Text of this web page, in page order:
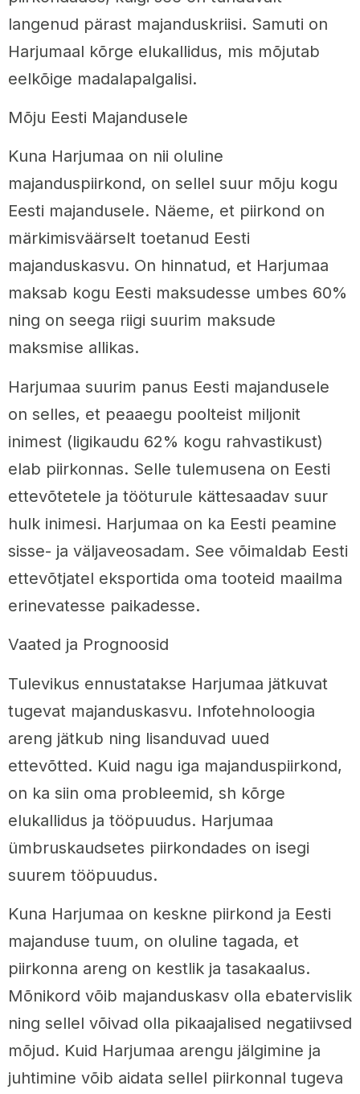
langenud pärast majanduskriisi. Samuti on
Harjumaal kõrge elukallidus, mis mõjutab
eelkõige madalapalgalisi.
Mõju Eesti Majandusele
Kuna Harjumaa on nii oluline
majanduspiirkond, on sellel suur mõju kogu
Eesti majandusele. Näeme, et piirkond on
märkimisväärselt toetanud Eesti
majanduskasvu. On hinnatud, et Harjumaa
maksab kogu Eesti maksudesse umbes 60%
ning on seega riigi suurim maksude
maksmise allikas.
Harjumaa suurim panus Eesti majandusele
on selles, et peaaegu poolteist miljonit
inimest (ligikaudu 62% kogu rahvastikust)
elab piirkonnas. Selle tulemusena on Eesti
ettevõtetele ja tööturule kättesaadav suur
hulk inimesi. Harjumaa on ka Eesti peamine
sisse- ja väljaveosadam. See võimaldab Eesti
ettevõtjatel eksportida oma tooteid maailma
erinevatesse paikadesse.
Vaated ja Prognoosid
Tulevikus ennustatakse Harjumaa jätkuvat
tugevat majanduskasvu. Infotehnoloogia
areng jätkub ning lisanduvad uued
ettevõtted. Kuid nagu iga majanduspiirkond,
on ka siin oma probleemid, sh kõrge
elukallidus ja tööpuudus. Harjumaa
ümbruskaudsetes piirkondades on isegi
suurem tööpuudus.
Kuna Harjumaa on keskne piirkond ja Eesti
majanduse tuum, on oluline tagada, et
piirkonna areng on kestlik ja tasakaalus.
Mõnikord võib majanduskasv olla ebatervislik
ning sellel võivad olla pikaajalised negatiivsed
mõjud. Kuid Harjumaa arengu jälgimine ja
juhtimine võib aidata sellel piirkonnal tugeva